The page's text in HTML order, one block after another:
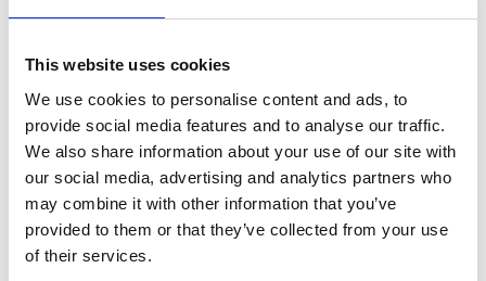
This website uses cookies
We use cookies to personalise content and ads, to
provide social media features and to analyse our traffic.
We also share information about your use of our site with
our social media, advertising and analytics partners who
may combine it with other information that you’ve
provided to them or that they’ve collected from your use
of their services.
Hovden skiklubb samlet til renn ved Dyreskar